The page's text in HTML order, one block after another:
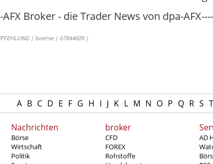
AFX Broker - die Trader News von dpa-
| boerse | 67844609 |
A B C D E F G H I J K L M N O P Q R S T
Nachrichten
Börse
Wirtschaft
Politik
broker
CFD
FOREX
Rohstoffe
AD